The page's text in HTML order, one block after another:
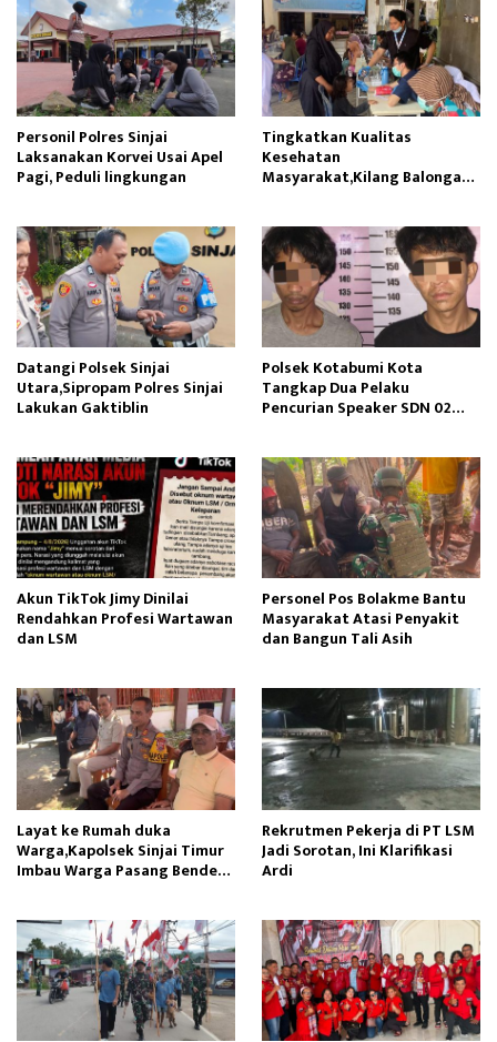
Personil Polres Sinjai
Laksanakan Korvei Usai Apel
Pagi, Peduli lingkungan
Tingkatkan Kualitas
Kesehatan
Masyarakat,Kilang Balongan
Datangi Polsek Sinjai
Utara,Sipropam Polres Sinjai
Lakukan Gaktiblin
Polsek Kotabumi Kota
Tangkap Dua Pelaku
Pencurian Speaker SDN 02
Akun TikTok Jimy Dinilai
Rendahkan Profesi Wartawan
dan LSM
Personel Pos Bolakme Bantu
Masyarakat Atasi Penyakit
dan Bangun Tali Asih
Layat ke Rumah duka
Warga,Kapolsek Sinjai Timur
Imbau Warga Pasang Bendera
Rekrutmen Pekerja di PT LSM
Jadi Sorotan, Ini Klarifikasi
Ardi